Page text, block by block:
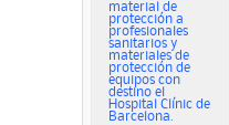
material de
protección a
profesionales
sanitarios y
materiales de
protección de
equipos con
destino el
Hospital Clínic de
Barcelona.